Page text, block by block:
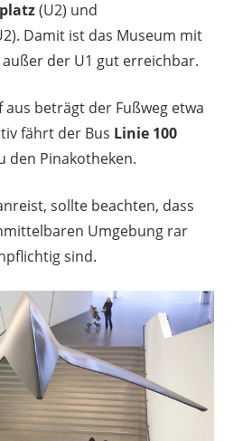
(U2) und
Damit ist das Museum mit
der U1 gut erreichbar.
beträgt der Fußweg etwa
fährt der Bus Linie 100
den Pinakotheken.
sollte beachten, dass
Umgebung rar
sind.